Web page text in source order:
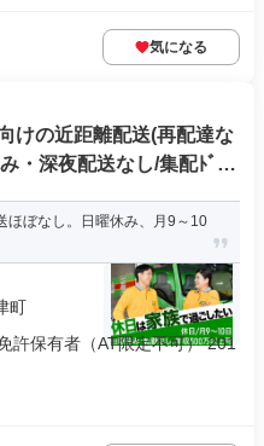
気になる
けの近距離配送(再配達な
・深夜配送なし/集配ﾄﾞﾗｲ
ほぼなし。日曜休み、月9～10
町
許保有者（AT限定不可） 201